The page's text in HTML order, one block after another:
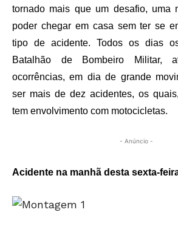
tornado mais que um desafio, uma
poder chegar em casa sem ter se
tipo de acidente. Todos os dias
Batalhão de Bombeiro Militar,
ocorrências, em dia de grande
ser mais de dez acidentes, os
tem envolvimento com motocicletas.
- Anúncio -
Acidente na manhã desta sexta-